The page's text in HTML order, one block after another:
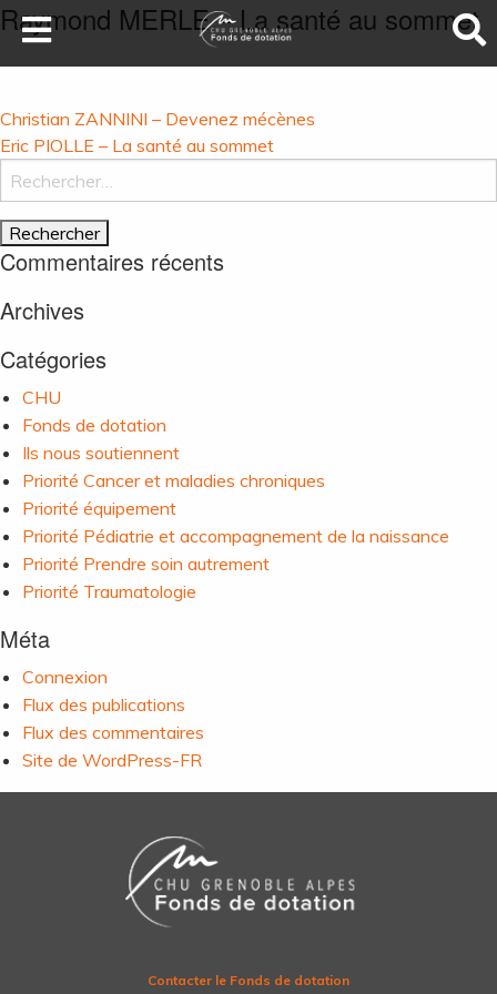
DEVENEZ MÉCÈNES
NOS PROJETS
ILS NOUS SOUTIENNENT
FAIRE UN DON
Raymond MERLE – La santé au sommet
Navigation
de
l’article
Christian ZANNINI – Devenez mécènes
Eric PIOLLE – La santé au sommet
Rechercher :
Commentaires récents
Archives
Catégories
CHU
Fonds de dotation
Ils nous soutiennent
Priorité Cancer et maladies chroniques
Priorité équipement
Priorité Pédiatrie et accompagnement de la naissance
Priorité Prendre soin autrement
Priorité Traumatologie
Méta
Connexion
Flux des publications
Flux des commentaires
Site de WordPress-FR
Contacter le Fonds de dotation